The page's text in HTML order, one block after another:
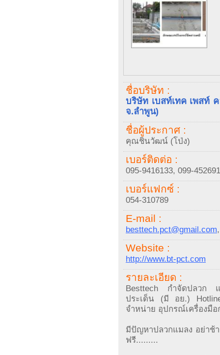
ชื่อบริษัท :
บริษัท เบสท์เทค เพสท์
จ.ลำพูน)
ชื่อผู้ประกาศ :
คุณชินวัฒน์ (โป่ง)
เบอร์ติดต่อ :
095-9416133, 099-
เบอร์แฟกซ์ :
054-310789
E-mail :
besttech.pct@gmail.com
Website :
http://www.bt-pct.com
รายละเอียด :
Besttech กำจัดปลวก
ประเด็น (มี อย.)
จำหน่าย อุปกรณ์เครื่องมื
มีปัญหาปลวกแมลง อย่าช้
ฟรี.........